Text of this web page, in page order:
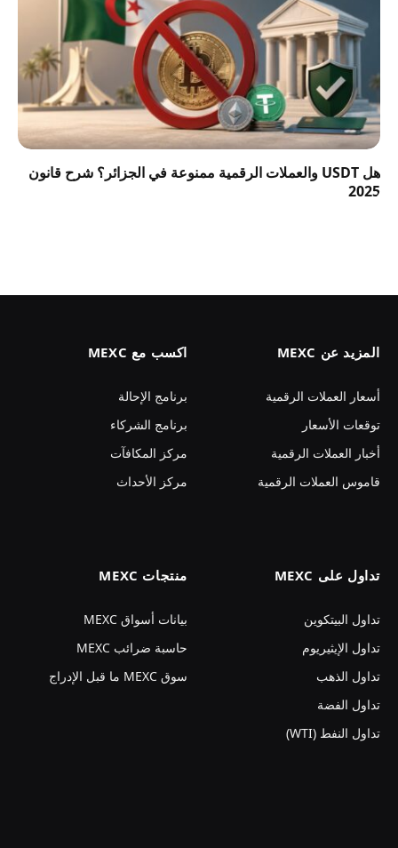
هل USDT والعملات الرقمية ممنوعة في الجزائر؟ شرح قانون
2025
المزيد عن MEXC
أسعار العملات الرقمية
توقعات الأسعار
أخبار العملات الرقمية
قاموس العملات الرقمية
اكسب مع MEXC
برنامج الإحالة
برنامج الشركاء
مركز المكافآت
مركز الأحداث
تداول على MEXC
تداول البيتكوين
تداول الإيثيريوم
تداول الذهب
تداول الفضة
تداول النفط (WTI)
منتجات MEXC
بيانات أسواق MEXC
حاسبة ضرائب MEXC
سوق MEXC ما قبل الإدراج